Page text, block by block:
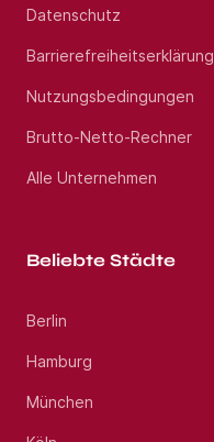
Datenschutz
Barrierefreiheitserklärung
Nutzungsbedingungen
Brutto-Netto-Rechner
Alle Unternehmen
Beliebte Städte
Berlin
Hamburg
München